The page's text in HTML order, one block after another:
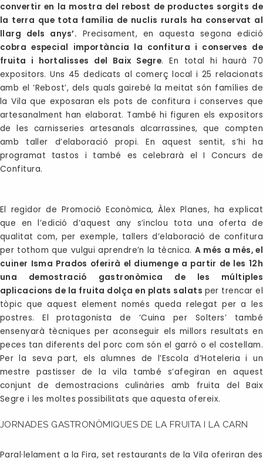
convertir en la mostra del rebost de productes sorgits de
la terra que tota família de nuclis rurals ha conservat al
llarg dels anys’. Precisament, en aquesta segona edició
cobra especial importància la confitura i conserves de
fruita i hortalisses del Baix Segre. En total hi haurà 70
expositors. Uns 45 dedicats al comerç local i 25 relacionats
amb el ‘Rebost’, dels quals gairebé la meitat són famílies de
la Vila que exposaran els pots de confitura i conserves que
artesanalment han elaborat. També hi figuren els expositors
de les carnisseries artesanals alcarrassines, que compten
amb taller d’elaboració propi. En aquest sentit, s’hi ha
programat tastos i també es celebrarà el I Concurs de
Confitura.
El regidor de Promoció Econòmica, Àlex Planes, ha explicat
que en l’edició d’aquest any s’inclou tota una oferta de
qualitat com, per exemple, tallers d’elaboració de confitura
per tothom que vulgui aprendre’n la tècnica. A més a més, el
cuiner Isma Prados oferirà el diumenge a partir de les 12h
una demostració gastronòmica de les múltiples
aplicacions de la fruita dolça en plats salats per trencar el
tòpic que aquest element només queda relegat per a les
postres. El protagonista de ‘Cuina per Solters’ també
ensenyarà tècniques per aconseguir els millors resultats en
peces tan diferents del porc com són el garró o el costellam.
Per la seva part, els alumnes de l’Escola d’Hoteleria i un
mestre pastisser de la vila també s’afegiran en aquest
conjunt de demostracions culinàries amb fruita del Baix
Segre i les moltes possibilitats que aquesta ofereix.
JORNADES GASTRONÒMIQUES DE LA FRUITA I LA CARN
Paral·lelament a la Fira, set restaurants de la Vila oferiran des